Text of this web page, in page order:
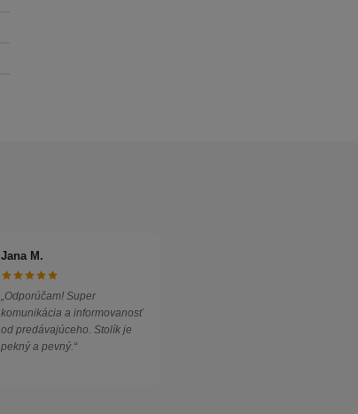
Jana M.
„Odporúčam! Super
komunikácia a informovanosť
od predávajúceho. Stolík je
pekný a pevný.“